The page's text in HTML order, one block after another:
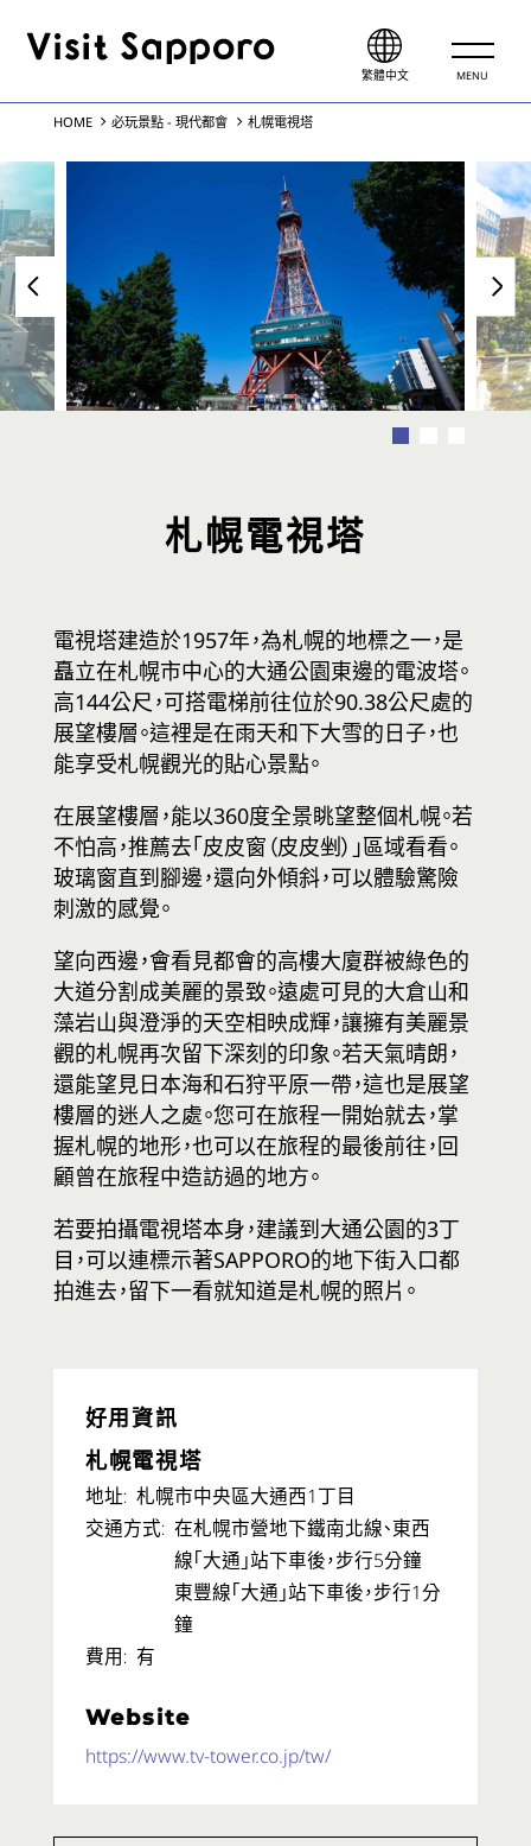
繁體中文 MENU
現代都會
雪國遊樂
自然
故事
ITINERARY
影片
旅遊資訊
前往札幌的交通資訊
氣候
電子觀光手冊
網站連結
HOME 必玩景點 - 現代都會 札幌電視塔
札幌電視塔
電視塔建造於1957年，為札幌的地標之一，是
矗立在札幌市中心的大通公園東邊的電波塔。
高144公尺，可搭電梯前往位於90.38公尺處的
展望樓層。這裡是在雨天和下大雪的日子，也
能享受札幌觀光的貼心景點。
在展望樓層，能以360度全景眺望整個札幌。若
不怕高，推薦去「皮皮窗（皮皮剉）」區域看看。
玻璃窗直到腳邊，還向外傾斜，可以體驗驚險
刺激的感覺。
望向西邊，會看見都會的高樓大廈群被綠色的
大道分割成美麗的景致。遠處可見的大倉山和
藻岩山與澄淨的天空相映成輝，讓擁有美麗景
觀的札幌再次留下深刻的印象。若天氣晴朗，
還能望見日本海和石狩平原一帶，這也是展望
樓層的迷人之處。您可在旅程一開始就去，掌
握札幌的地形，也可以在旅程的最後前往，回
顧曾在旅程中造訪過的地方。
若要拍攝電視塔本身，建議到大通公園的3丁
目，可以連標示著SAPPORO的地下街入口都
拍進去，留下一看就知道是札幌的照片。
好用資訊
札幌電視塔
地址 札幌市中央區大通西1丁目
交通方式
在札幌市營地下鐵南北線、東西
線「大通」站下車後，步行5分鐘
東豐線「大通」站下車後，步行1分
鐘
費用 有
Website